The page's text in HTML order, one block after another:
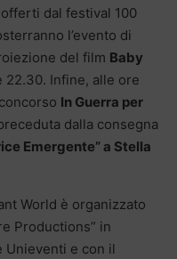
dal festival 100
l’evento di
del film Baby
Infine, alle ore
In Guerra per
dalla consegna
Emergente” a Stella
World è organizzato
Productions” in
Unieventi e con il